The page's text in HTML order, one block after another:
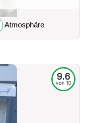
Atmosphäre
9.6
von 10